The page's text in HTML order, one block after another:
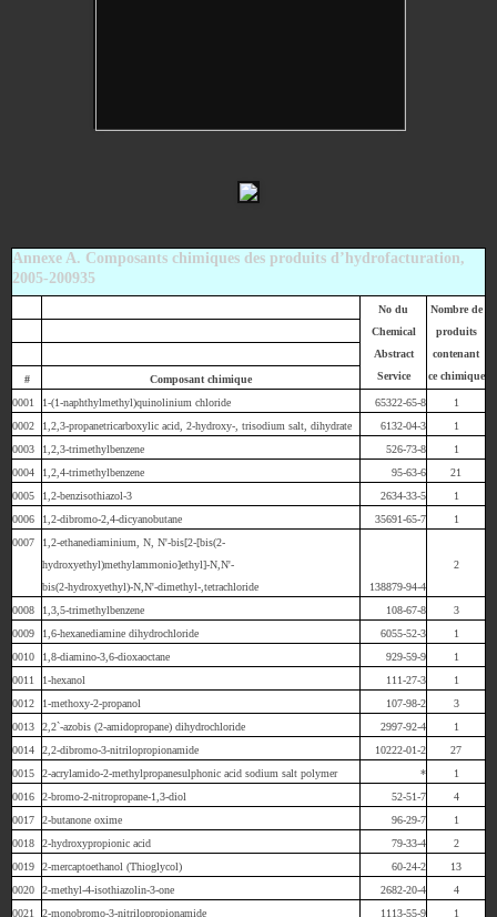
Annexe A. Composants chimiques des produits d’hydrofacturation,
2005-200935
No du
Chemical
Abstract
Service
Nombre de
produits
contenant
ce chimique
#
Composant chimique
0001
1-(1-naphthylmethyl)quinolinium chloride 65322-65-8
1
0002
1,2,3-propanetricarboxylic acid, 2-hydroxy-, trisodium salt, dihydrate 6132-04-3
1
0003
1,2,3-trimethylbenzene 526-73-8
1
0004
1,2,4-trimethylbenzene 95-63-6
21
0005
1,2-benzisothiazol-3 2634-33-5
1
0006
1,2-dibromo-2,4-dicyanobutane 35691-65-7
1
0007
1,2-ethanediaminium, N, N'-bis[2-[bis(2-
hydroxyethyl)methylammonio]ethyl]-N,N'-
bis(2-hydroxyethyl)-N,N'-dimethyl-,tetrachloride
138879-94-4
2
0008 1,3,5-trimethylbenzene 108-67-8
3
0009
1,6-hexanediamine dihydrochloride 6055-52-3
1
0010
1,8-diamino-3,6-dioxaoctane 929-59-9
1
0011
1-hexanol 111-27-3
1
0012
1-methoxy-2-propanol 107-98-2
3
0013
2,2`-azobis (2-amidopropane) dihydrochloride 2997-92-4
1
0014
2,2-dibromo-3-nitrilopropionamide 10222-01-2
27
0015
2-acrylamido-2-methylpropanesulphonic acid sodium salt polymer *
1
0016
2-bromo-2-nitropropane-1,3-diol 52-51-7
4
0017
2-butanone oxime 96-29-7
1
0018
2-hydroxypropionic acid 79-33-4
2
0019
2-mercaptoethanol (Thioglycol) 60-24-2
13
0020
2-methyl-4-isothiazolin-3-one 2682-20-4
4
0021
2-monobromo-3-nitrilopropionamide 1113-55-9 1